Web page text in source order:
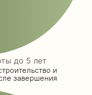
до 5 лет
и
завершения